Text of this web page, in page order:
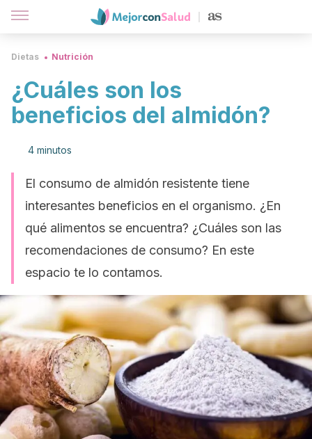
Dietas Nutrición
¿Cuáles son los
beneficios del almidón?
4 minutos
El consumo de almidón resistente tiene
interesantes beneficios en el organismo. ¿En
qué alimentos se encuentra? ¿Cuáles son las
recomendaciones de consumo? En este
espacio te lo contamos.